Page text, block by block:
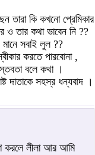
তারা কি কখনো প্রেমিকার
ও তার কথা ভাবেন নি ??
মানে সবাই লুল ??
করতে পারবোনা ,
বলে কথা ।
দাতাকে সহস্র ধন্যবাদ ।
করলে লীলা আর আমি